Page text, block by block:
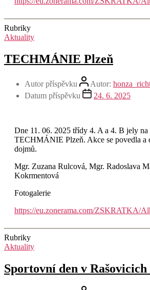
Rubriky
Aktuality
TECHMÁNIE Plzeň
Autor příspěvku Autor:
Datum příspěvku
24. 6. 2025
Dne 11. 06. 2025 třídy 4. A a 4. B jely
TECHMÁNIE Plzeň. Akce se povedla a
dojmů.
Mgr. Zuzana Rulcová, Mgr. Radoslava
Kokrmentová
Fotogalerie
https://eu.zonerama.com/ZSKRATKA/
Rubriky
Aktuality
Sportovní den v Rašovicich